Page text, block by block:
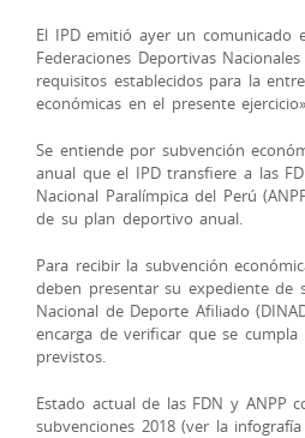
El IPD emitió ayer un comunicado
Federaciones Deportivas
requisitos establecidos para la
económicas en el presente
Se entiende por subvención
anual que el IPD transfiere a las
Nacional Paralímpica del Perú
de su plan deportivo anual.
Para recibir la subvención
deben presentar su expediente de
Nacional de Deporte Afiliado
encarga de verificar que se
previstos.
Estado actual de las FDN y ANPP
subvenciones 2018 (ver la